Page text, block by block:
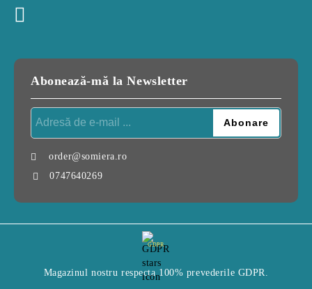
Abonează-mă la Newsletter
order@somiera.ro
0747640269
GDPR
Magazinul nostru respecta 100% prevederile GDPR.